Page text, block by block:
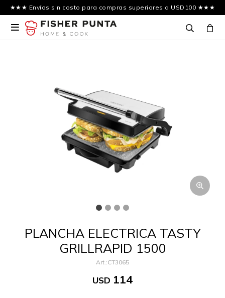
★★★ Envíos sin costo para compras superiores a USD100 ★★★

PLANCHA ELECTRICA TASTY
GRILLRAPID 1500
CT3065
USD 114